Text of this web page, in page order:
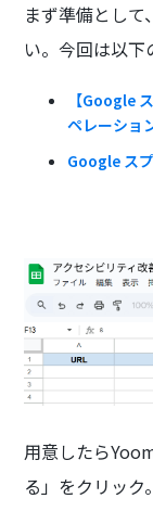
まず準備とし
い。今回は以下
【Google
ペレーショ
Google ス
用意したら
る」をクリック。